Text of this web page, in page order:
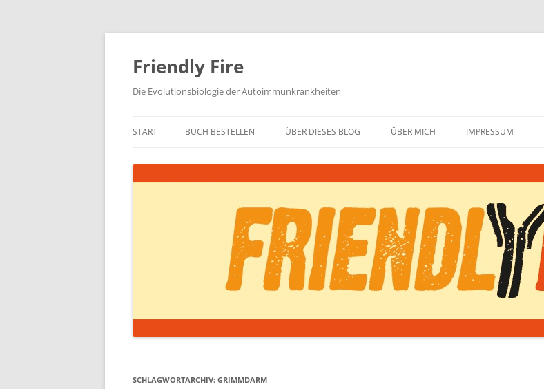
Zum
springen
Friendly Fire
Die Evolutionsbiologie der Autoimmunkrankheiten
START BUCH BESTELLEN ÜBER DIESES BLOG ÜBER MICH IMPRESSUM
SCHLAGWORTARCHIV: GRIMMDARM